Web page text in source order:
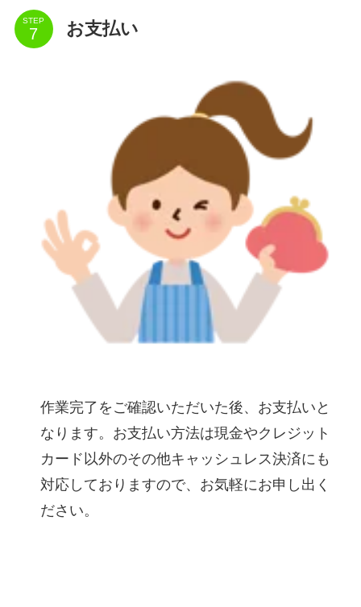
STEP お支払い
作業完了をご確認いただいた後、お支払いと
なります。お支払い方法は現金やクレジット
カード以外のその他キャッシュレス決済にも
対応しておりますので、お気軽にお申し出く
ださい。